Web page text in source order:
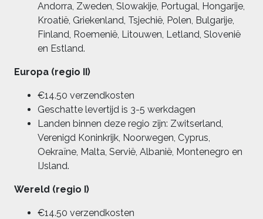
Andorra, Zweden, Slowakije, Portugal, Hongarije,
Kroatië, Griekenland, Tsjechië, Polen, Bulgarije,
Finland, Roemenië, Litouwen, Letland, Slovenië
en Estland.
Europa (regio II)
€14.50 verzendkosten
Geschatte levertijd is 3-5 werkdagen
Landen binnen deze regio zijn: Zwitserland,
Verenigd Koninkrijk, Noorwegen, Cyprus,
Oekraïne, Malta, Servië, Albanië, Montenegro en
IJsland.
Wereld (regio I)
€14.50 verzendkosten